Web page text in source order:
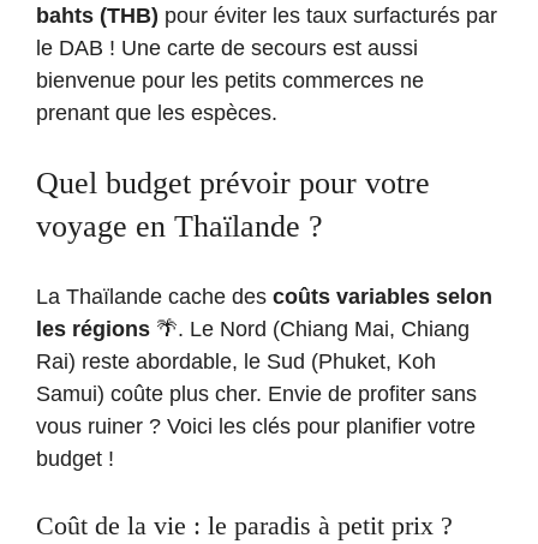
bahts (THB) pour éviter les taux surfacturés par
le DAB ! Une carte de secours est aussi
bienvenue pour les petits commerces ne
prenant que les espèces.
Quel budget prévoir pour votre
voyage en Thaïlande ?
La Thaïlande cache des coûts variables selon
les régions 🌴. Le Nord (Chiang Mai, Chiang
Rai) reste abordable, le Sud (Phuket, Koh
Samui) coûte plus cher. Envie de profiter sans
vous ruiner ? Voici les clés pour planifier votre
budget !
Coût de la vie : le paradis à petit prix ?